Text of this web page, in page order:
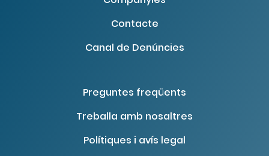
Contacte
Canal de Denúncies
Preguntes freqüents
Treballa amb nosaltres
Polítiques i avís legal